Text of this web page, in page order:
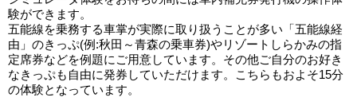
験ができます。
五能線を乗務する車掌が実際に取り扱うことが多い「五能線経
由」のきっぷ(例:秋田～青森の乗車券)やリゾートしらかみの指
定席券などを例題にご用意しています。その他ご自分のお好き
なきっぷも自由に発券していただけます。こちらもおよそ15分
の体験となっています。